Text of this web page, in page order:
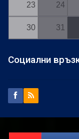
23 24
30 31
Социални